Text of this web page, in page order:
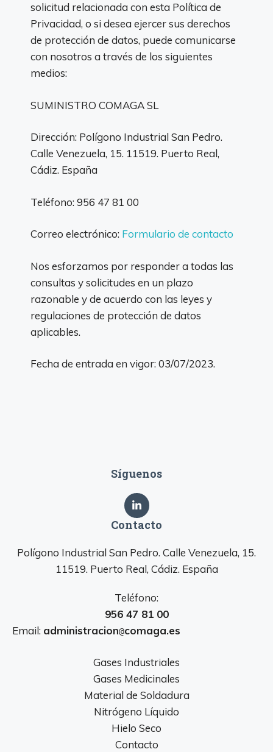
solicitud relacionada con esta Política de
Privacidad, o si desea ejercer sus derechos
de protección de datos, puede comunicarse
con nosotros a través de los siguientes
medios:
SUMINISTRO COMAGA SL
Dirección: Polígono Industrial San Pedro.
Calle Venezuela, 15. 11519. Puerto Real,
Cádiz. España
Teléfono: 956 47 81 00
Correo electrónico: Formulario de contacto
Nos esforzamos por responder a todas las
consultas y solicitudes en un plazo
razonable y de acuerdo con las leyes y
regulaciones de protección de datos
aplicables.
Fecha de entrada en vigor: 03/07/2023.
Síguenos
Contacto
Polígono Industrial San Pedro. Calle Venezuela, 15.
11519. Puerto Real, Cádiz. España
Teléfono:
956 47 81 00
Email: administracion@comaga.es
Gases Industriales
Gases Medicinales
Material de Soldadura
Nitrógeno Líquido
Hielo Seco
Contacto